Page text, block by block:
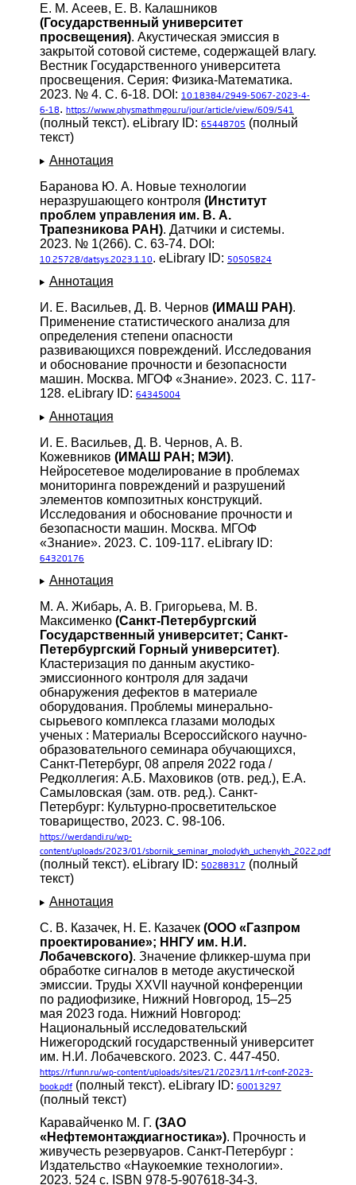
Е. М. Асеев, Е. В. Калашников
(Государственный университет
просвещения). Акустическая эмиссия в
закрытой сотовой системе, содержащей влагу.
Вестник Государственного университета
просвещения. Серия: Физика-Математика.
2023. № 4. С. 6-18. DOI: 10.18384/2949-5067-2023-4-
6-18. https://www.physmathmgou.ru/jour/article/view/609/541
(полный текст). eLibrary ID: 65448705 (полный
текст)
Аннотация
Баранова Ю. А. Новые технологии
неразрушающего контроля (Институт
проблем управления им. В. А.
Трапезникова РАН). Датчики и системы.
2023. № 1(266). С. 63-74. DOI:
10.25728/datsys.2023.1.10. eLibrary ID: 50505824
Аннотация
И. Е. Васильев, Д. В. Чернов (ИМАШ РАН).
Применение статистического анализа для
определения степени опасности
развивающихся повреждений. Исследования
и обоснование прочности и безопасности
машин. Москва. МГОФ «Знание». 2023. С. 117-
128. eLibrary ID: 64345004
Аннотация
И. Е. Васильев, Д. В. Чернов, А. В.
Кожевников (ИМАШ РАН; МЭИ).
Нейросетевое моделирование в проблемах
мониторинга повреждений и разрушений
элементов композитных конструкций.
Исследования и обоснование прочности и
безопасности машин. Москва. МГОФ
«Знание». 2023. С. 109-117. eLibrary ID:
64320176
Аннотация
М. А. Жибарь, А. В. Григорьева, М. В.
Максименко (Санкт-Петербургский
Государственный университет; Санкт-
Петербургский Горный университет).
Кластеризация по данным акустико-
эмиссионного контроля для задачи
обнаружения дефектов в материале
оборудования. Проблемы минерально-
сырьевого комплекса глазами молодых
ученых : Материалы Всероссийского научно-
образовательного семинара обучающихся,
Санкт-Петербург, 08 апреля 2022 года /
Редколлегия: А.Б. Маховиков (отв. ред.), Е.А.
Самыловская (зам. отв. ред.). Санкт-
Петербург: Культурно-просветительское
товарищество, 2023. С. 98-106.
https://werdandi.ru/wp-
content/uploads/2023/01/sbornik_seminar_molodykh_uchenykh_2022.pdf
(полный текст). eLibrary ID: 50288317 (полный
текст)
Аннотация
С. В. Казачек, Н. Е. Казачек (ООО «Газпром
проектирование»; ННГУ им. Н.И.
Лобачевского). Значение фликкер-шума при
обработке сигналов в методе акустической
эмиссии. Труды XXVII научной конференции
по радиофизике, Нижний Новгород, 15–25
мая 2023 года. Нижний Новгород:
Национальный исследовательский
Нижегородский государственный университет
им. Н.И. Лобачевского. 2023. С. 447-450.
https://rf.unn.ru/wp-content/uploads/sites/21/2023/11/rf-conf-2023-
book.pdf (полный текст). eLibrary ID: 60013297
(полный текст)
Каравайченко М. Г. (ЗАО
«Нефтемонтаждиагностика»). Прочность и
живучесть резервуаров. Санкт-Петербург :
Издательство «Наукоемкие технологии».
2023. 524 с. ISBN 978-5-907618-34-3.